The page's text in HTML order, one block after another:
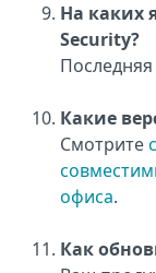
На каких
Security?
Последняя
Какие
Смотрите
офиса.
Как